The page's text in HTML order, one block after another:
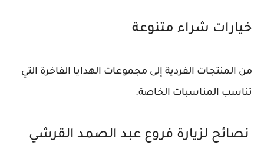
خيارات شراء متنوعة
من المنتجات الفردية إلى مجموعات الهدايا الفاخرة التي
تناسب المناسبات الخاصة.
نصائح لزيارة فروع عبد الصمد القرشي